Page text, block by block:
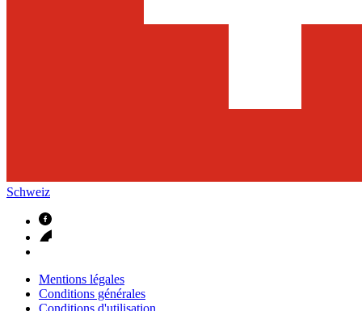
Schweiz
Mentions légales
Conditions générales
Conditions d'utilisation